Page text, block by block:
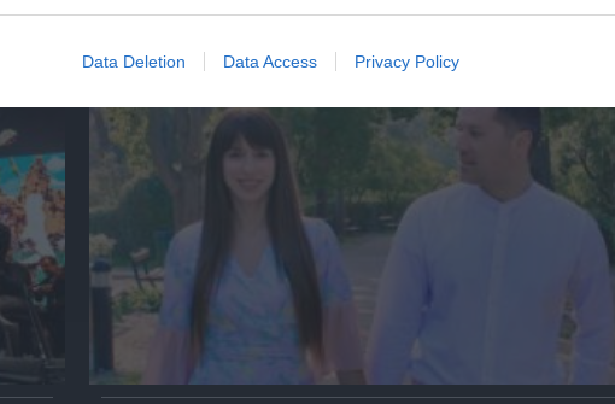
Data Deletion Data Access Privacy Policy
Άρθρα